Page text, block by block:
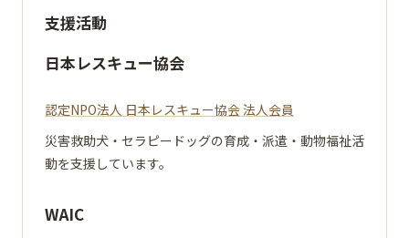
支援活動
日本レスキュー協会
認定NPO法人 日本レスキュー協会 法人会員
災害救助犬・セラピードッグの育成・派遣・動物福祉活
動を支援しています。
WAIC